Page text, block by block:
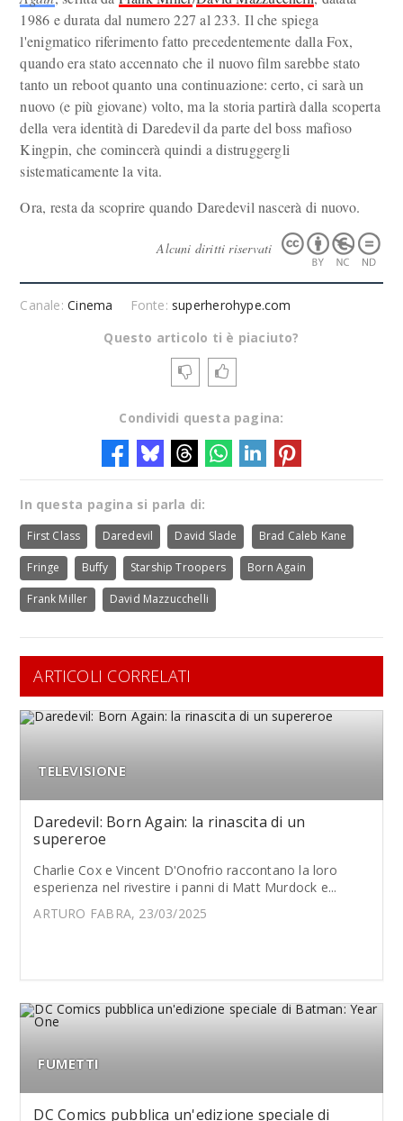
1986 e durata dal numero 227 al 233. Il che spiega
l'enigmatico riferimento fatto precedentemente dalla Fox,
quando era stato accennato che il nuovo film sarebbe stato
tanto un reboot quanto una continuazione: certo, ci sarà un
nuovo (e più giovane) volto, ma la storia partirà dalla scoperta
della vera identità di Daredevil da parte del boss mafioso
Kingpin, che comincerà quindi a distruggergli
sistematicamente la vita.
Ora, resta da scoprire quando Daredevil nascerà di nuovo.
Alcuni diritti riservati
Canale:Cinema Fonte: superherohype.com
Questo articolo ti è piaciuto?
Condividi questa pagina:
In questa pagina si parla di:
First Class Daredevil David Slade Brad Caleb Kane
Fringe Buffy Starship Troopers Born Again
Frank Miller David Mazzucchelli
ARTICOLI CORRELATI
TELEVISIONE
Daredevil: Born Again: la rinascita di un
supereroe
Charlie Cox e Vincent D'Onofrio raccontano la loro
esperienza nel rivestire i panni di Matt Murdock e...
ARTURO FABRA, 23/03/2025
FUMETTI
DC Comics pubblica un'edizione speciale di